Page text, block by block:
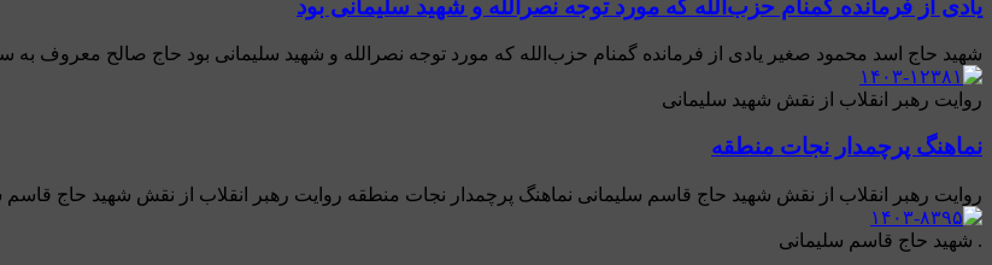
یادی از فرمانده گمنام حزب‌الله که مورد توجه نصرالله و شهید سلیمانی بود
شهید حاج اسد محمود صغیر یادی از فرمانده گمنام حزب‌الله که مورد توجه نصرالله و شهید سلیمانی بود حاج صالح معروف به
روایت رهبر انقلاب از نقش شهید سلیمانی
نماهنگ پرچمدار نجات منطقه
روایت رهبر انقلاب از نقش شهید حاج قاسم سلیمانی نماهنگ پرچمدار نجات منطقه روایت رهبر انقلاب از نقش شهید حاج
. شهید حاج قاسم سلیمانی